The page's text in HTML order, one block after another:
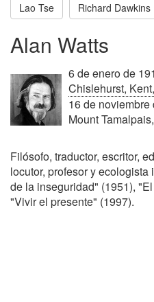
Lao Tse Richard Dawkins
Alan Watts
6 de enero de
Chislehurst,
16 de noviembre
Mount
Filósofo, traductor, escritor,
locutor, profesor y
de la inseguridad" (1951),
"Vivir el presente" (1997).